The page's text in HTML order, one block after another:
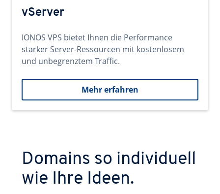
vServer
IONOS VPS bietet Ihnen die Performance
starker Server-Ressourcen mit kostenlosem
und unbegrenztem Traffic.
Mehr erfahren
Domains so individuell
wie Ihre Ideen.